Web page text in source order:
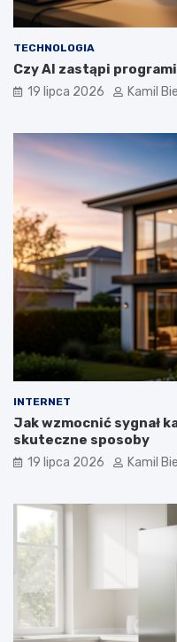
TECHNOLOGIA
Czy AI zastąpi
19 lipca 2026 Kamil
INTERNET
Jak wzmocnić sygnał
skuteczne sposoby
19 lipca 2026 Kamil